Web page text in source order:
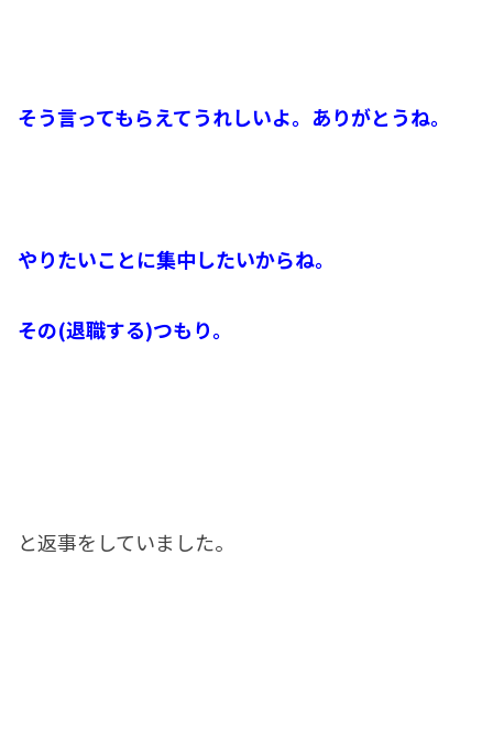
そう言ってもらえてうれしいよ。ありがとうね。
やりたいことに集中したいからね。
その(退職する)つもり。
と返事をしていました。